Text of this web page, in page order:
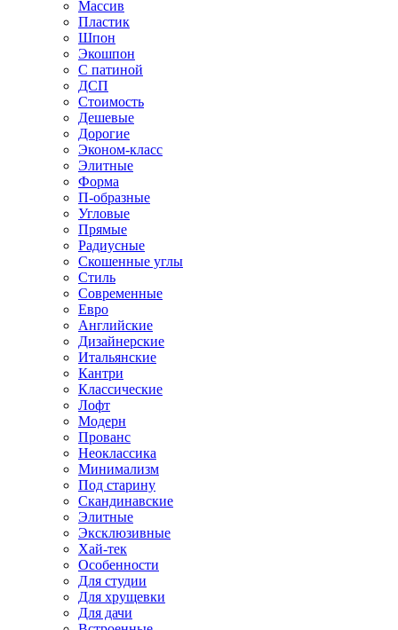
Массив
Пластик
Шпон
Экошпон
С патиной
ДСП
Стоимость
Дешевые
Дорогие
Эконом-класс
Элитные
Форма
П-образные
Угловые
Прямые
Радиусные
Скошенные углы
Стиль
Современные
Евро
Английские
Дизайнерские
Итальянские
Кантри
Классические
Лофт
Модерн
Прованс
Неоклассика
Минимализм
Под старину
Скандинавские
Элитные
Эксклюзивные
Хай-тек
Особенности
Для студии
Для хрущевки
Для дачи